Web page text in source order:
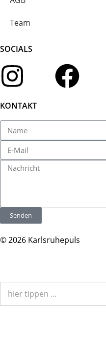
Team
SOCIALS
KONTAKT
Senden
© 2026 Karlsruhepuls